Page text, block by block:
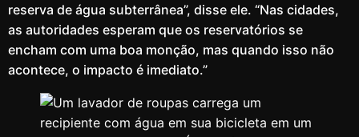
reserva de água subterrânea”, disse ele. “Nas cidades,
as autoridades esperam que os reservatórios se
encham com uma boa monção, mas quando isso não
acontece, o impacto é imediato.”